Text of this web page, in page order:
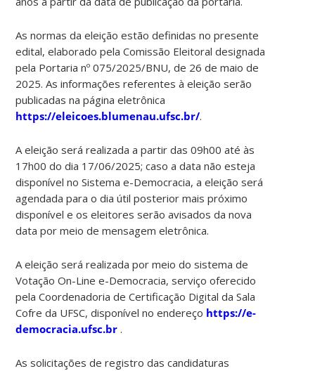
As normas da eleição estão definidas no presente
edital, elaborado pela Comissão Eleitoral designada
pela Portaria nº 075/2025/BNU, de 26 de maio de
2025. As informações referentes à eleição serão
publicadas na página eletrônica
https://eleicoes.blumenau.ufsc.br/.
A eleição será realizada a partir das 09h00 até às
17h00 do dia 17/06/2025; caso a data não esteja
disponível no Sistema e-Democracia, a eleição será
agendada para o dia útil posterior mais próximo
disponível e os eleitores serão avisados da nova
data por meio de mensagem eletrônica.
A eleição será realizada por meio do sistema de
Votação On-Line e-Democracia, serviço oferecido
pela Coordenadoria de Certificação Digital da Sala
Cofre da UFSC, disponível no endereço https://e-
democracia.ufsc.br .
As solicitações de registro das candidaturas